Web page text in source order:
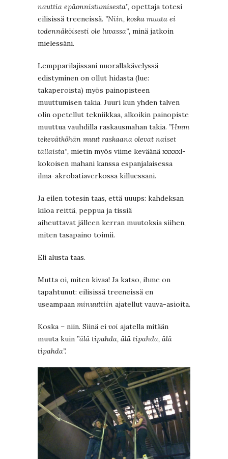
nauttia epäonnistumisesta”, opettaja totesi
eilisissä treeneissä. ”Niin, koska muuta ei
todennäköisesti ole luvassa”, minä jatkoin
mielessäni.
Lempparilajissani nuorallakävelyssä
edistyminen on ollut hidasta (lue:
takaperoista) myös painopisteen
muuttumisen takia. Juuri kun yhden talven
olin opetellut tekniikkaa, alkoikin painopiste
muuttua vauhdilla raskausmahan takia. ”Hmm
tekevätköhän muut raskaana olevat naiset
tällaista”, mietin myös viime keväänä xxxxxl-
kokoisen mahani kanssa espanjalaisessa
ilma-akrobatiaverkossa killuessani.
Ja eilen totesin taas, että uuups: kahdeksan
kiloa reittä, peppua ja tissiä
aiheuttavat jälleen kerran muutoksia siihen,
miten tasapaino toimii.
Eli alusta taas.
Mutta oi, miten kivaa! Ja katso, ihme on
tapahtunut: eilisissä treeneissä en
useampaan minuuttiin ajatellut vauva-asioita.
Koska – niin. Siinä ei voi ajatella mitään
muuta kuin ”älä tipahda, älä tipahda, älä
tipahda”.